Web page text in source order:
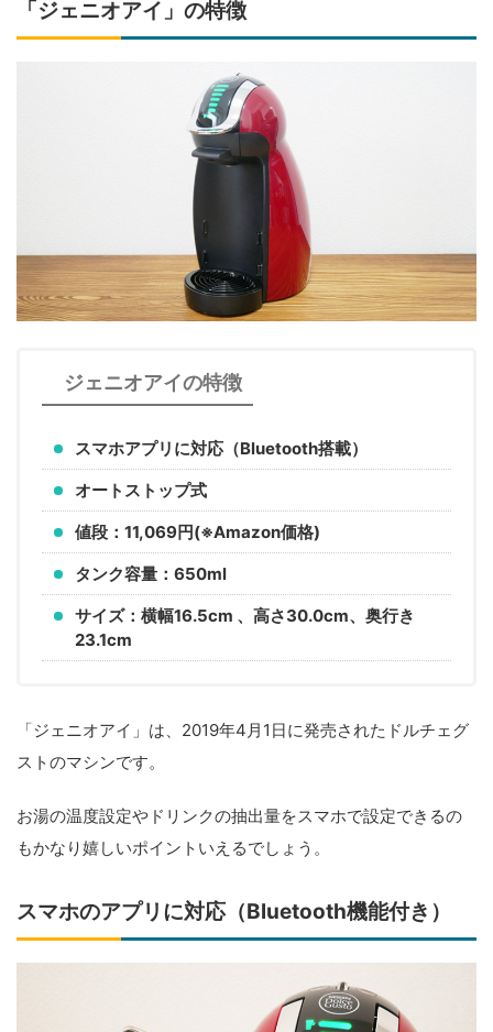
「ジェニオアイ」の特徴
ジェニオアイの特徴
スマホアプリに対応（Bluetooth搭載）
オートストップ式
値段：11,069円(※Amazon価格)
タンク容量：650ml
サイズ：横幅16.5cm 、高さ30.0cm、奥行き
23.1cm
「ジェニオアイ」は、2019年4月1日に発売されたドルチェグ
ストのマシンです。
お湯の温度設定やドリンクの抽出量をスマホで設定できるの
もかなり嬉しいポイントいえるでしょう。
スマホのアプリに対応（Bluetooth機能付き）